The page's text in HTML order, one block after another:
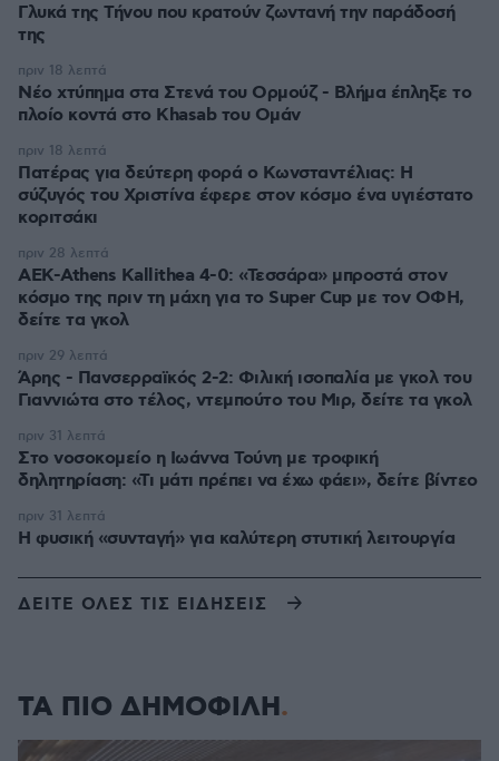
Γλυκά της Τήνου που κρατούν ζωντανή την παράδοσή
της
Νέο χτύπημα στα Στενά του Ορμούζ - Βλήμα έπληξε το
πλοίο κοντά στο Khasab του Ομάν
πριν 18 λεπτά
Πατέρας για δεύτερη φορά ο Κωνσταντέλιας: Η
σύζυγός του Χριστίνα έφερε στον κόσμο ένα υγιέστατο
κοριτσάκι
πριν 18 λεπτά
ΑΕΚ-Athens Kallithea 4-0: «Τεσσάρα» μπροστά στον
κόσμο της πριν τη μάχη για το Super Cup με τον ΟΦΗ,
δείτε τα γκολ
πριν 28 λεπτά
Άρης - Πανσερραϊκός 2-2: Φιλική ισοπαλία με γκολ του
Γιαννιώτα στο τέλος, ντεμπούτο του Μιρ, δείτε τα γκολ
πριν 29 λεπτά
Στο νοσοκομείο η Ιωάννα Τούνη με τροφική
δηλητηρίαση: «Τι μάτι πρέπει να έχω φάει», δείτε βίντεο
πριν 31 λεπτά
Η φυσική «συνταγή» για καλύτερη στυτική λειτουργία
πριν 31 λεπτά
ΔΕΙΤΕ ΟΛΕΣ ΤΙΣ ΕΙΔΗΣΕΙΣ
ΤΑ ΠΙΟ ΔΗΜΟΦΙΛΗ